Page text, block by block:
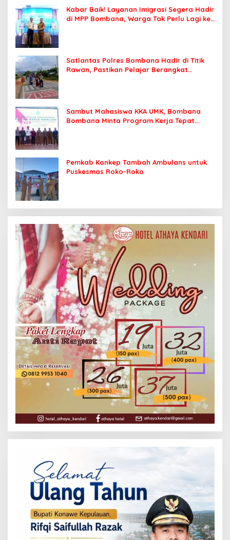
Kabar Baik! Layanan Imigrasi Segera Hadir
di MPP Bombana, Warga Tak Perlu Lagi ke
Satlantas Polres Bombana Hadir di Titik
Rawan, Pastikan Pelajar Berangkat
Sambut Mahasiswa KKA UMK, Bombana
Bombana Minta Program Kerja Tepat
Pemkab Konkep Tambah Ambulans untuk
Puskesmas Roko-Roko